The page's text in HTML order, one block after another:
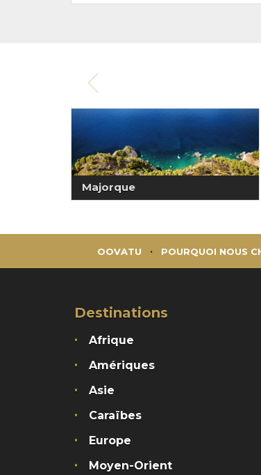
Majorque
OOVATU POURQUOI NOUS
Destinations
Afrique
Amériques
Asie
Caraïbes
Europe
Moyen-Orient